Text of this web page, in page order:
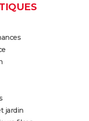
jardin